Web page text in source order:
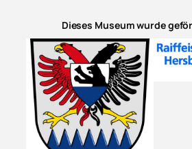
Dieses Museum wurde